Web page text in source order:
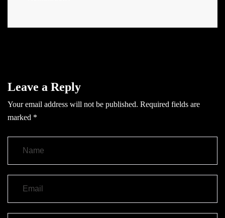
Leave a Reply
Your email address will not be published. Required fields are
marked *